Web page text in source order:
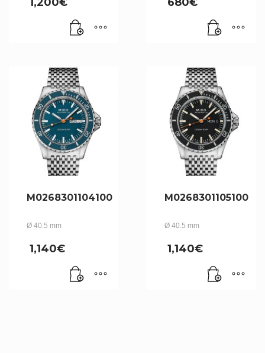
M0268301104100
Ø 40.5 mm
1,140€
M0268301105100
Ø 40.5 mm
1,140€